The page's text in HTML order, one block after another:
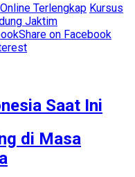
Terlengkap Kursus
Jaktim
Share on Facebook
Saat Ini
di Masa